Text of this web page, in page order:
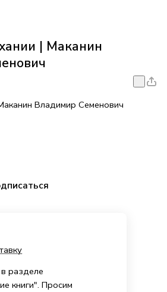
| Маканин
Владимир Семенович
разделе
книги". Просим